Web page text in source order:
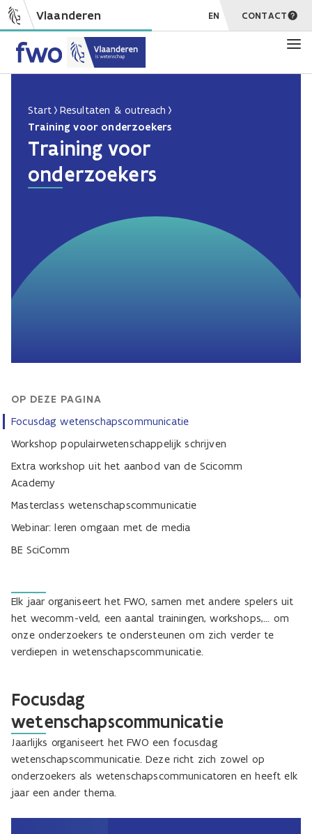
Vlaanderen EN CONTACT
Start
Resultaten & outreach
Training voor onderzoekers
Training voor
onderzoekers
OP DEZE PAGINA
Focusdag wetenschapscommunicatie
Workshop populairwetenschappelijk schrijven
Extra workshop uit het aanbod van de Scicomm
Academy
Masterclass wetenschapscommunicatie
Webinar: leren omgaan met de media
BE SciComm
Elk jaar organiseert het FWO, samen met andere spelers uit
het wecomm-veld, een aantal trainingen, workshops,... om
onze onderzoekers te ondersteunen om zich verder te
verdiepen in wetenschapscommunicatie.
Focusdag
wetenschapscommunicatie
Jaarlijks organiseert het FWO een focusdag
wetenschapscommunicatie. Deze richt zich zowel op
onderzoekers als wetenschapscommunicatoren en heeft elk
jaar een ander thema.